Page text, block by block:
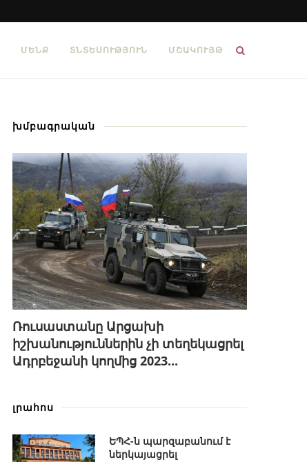
ՄԵՆՔ ՏՆՏԵՍՈՒԹՅՈՒՆ ՄՇԱԿՈՒՅԹ
խմբագրական
Ռուսաստանը Արցախի
իշխանություններին չի տեղեկացրել
Ադրբեջանի կողմից 2023...
լրահոս
ԵՊՀ-ն պարզաբանում է
ներկայացրել